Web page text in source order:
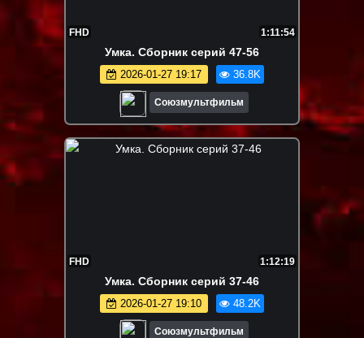
FHD 1:11:54
Умка. Сборник серий 47-56
2026-01-27 19:17 36.8K
Союзмультфильм
FHD 1:12:19
Умка. Сборник серий 37-46
2026-01-27 19:10 48.2K
Союзмультфильм